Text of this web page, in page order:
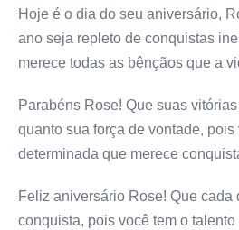
Hoje é o dia do seu aniversário,
ano seja repleto de conquistas
merece todas as bênçãos que a
Parabéns Rose! Que suas
quanto sua força de vontade,
determinada que merece
Feliz aniversário Rose! Que cada
conquista, pois você tem o